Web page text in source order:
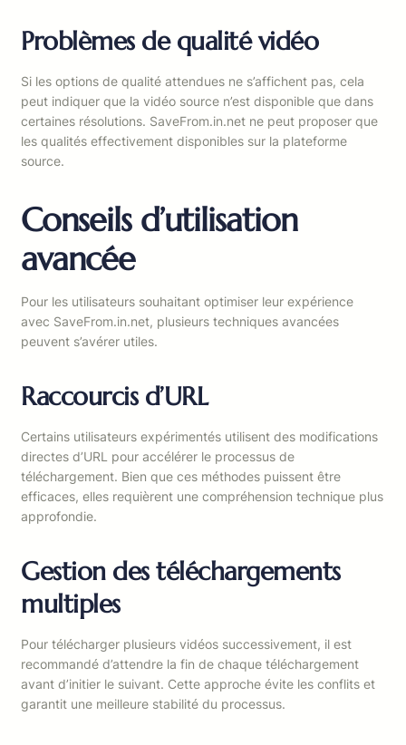
Problèmes de qualité vidéo
Si les options de qualité attendues ne s’affichent pas, cela
peut indiquer que la vidéo source n’est disponible que dans
certaines résolutions. SaveFrom.in.net ne peut proposer que
les qualités effectivement disponibles sur la plateforme
source.
Conseils d’utilisation
avancée
Pour les utilisateurs souhaitant optimiser leur expérience
avec SaveFrom.in.net, plusieurs techniques avancées
peuvent s’avérer utiles.
Raccourcis d’URL
Certains utilisateurs expérimentés utilisent des modifications
directes d’URL pour accélérer le processus de
téléchargement. Bien que ces méthodes puissent être
efficaces, elles requièrent une compréhension technique plus
approfondie.
Gestion des téléchargements
multiples
Pour télécharger plusieurs vidéos successivement, il est
recommandé d’attendre la fin de chaque téléchargement
avant d’initier le suivant. Cette approche évite les conflits et
garantit une meilleure stabilité du processus.